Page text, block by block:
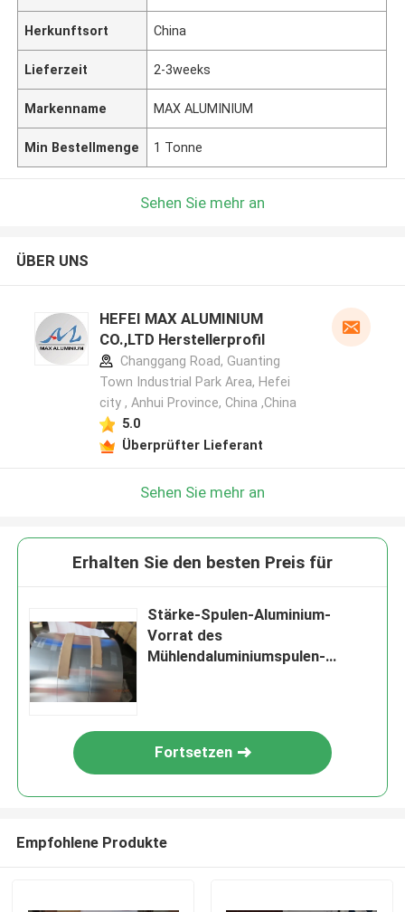
Herkunftsort China
Lieferzeit 2-3weeks
Markenname MAX ALUMINIUM
Min Bestellmenge 1 Tonne
Sehen Sie mehr an
ÜBER UNS
HEFEI MAX ALUMINIUM
CO.,LTD Herstellerprofil
Changgang Road, Guanting
Town Industrial Park Area, Hefei
city , Anhui Province, China ,China
5.0
Überprüfter Lieferant
Sehen Sie mehr an
Erhalten Sie den besten Preis für
Stärke-Spulen-Aluminium-
Vorrat des
Mühlendaluminiumspulen-
Fortsetzen
Empfohlene Produkte